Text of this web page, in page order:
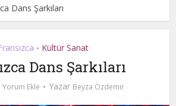
Dans Şarkıları
• Kültür Sanat
Dans Şarkıları
Yorum Ekle Yazar Beyza Özdemir